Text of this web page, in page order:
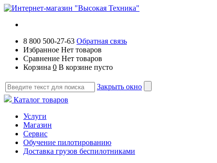
8 800 500-27-63 Обратная связь
Избранное Нет товаров
Сравнение Нет товаров
Корзина 0 В корзине пусто
Закрыть окно
Каталог товаров
Услуги
Магазин
Сервис
Обучение пилотированию
Доставка грузов беспилотниками